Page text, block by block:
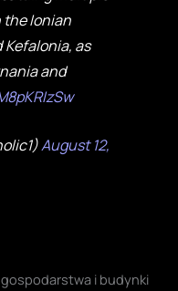
Ionian
as
and
August 12,
i budynki